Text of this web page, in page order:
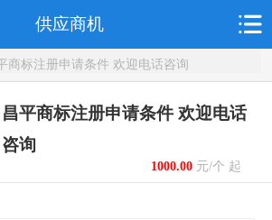
供应商机
商标注册申请条件 欢迎电话咨询
昌平商标注册申请条件 欢迎电话
咨询
1000.00元/个 起